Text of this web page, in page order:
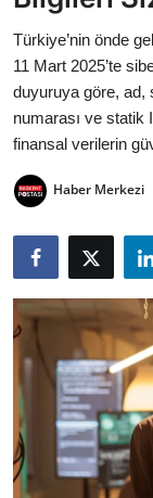
Siyasi Partiler
Mülki İdare
Toplum ve
Sivil Toplum
Kamu
Resmi Reklamlar
Türkiye’nin önde
11 Mart 2025’te
duyuruya göre, ad,
numarası ve statik
finansal verilerin
Haber Merkezi